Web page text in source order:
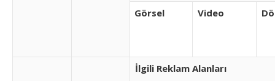
Görsel Video
İlgili Reklam Alanları